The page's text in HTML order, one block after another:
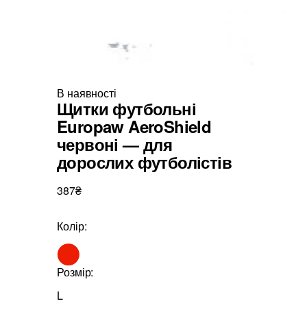
В наявності
Щитки футбольні
Europaw AeroShield
червоні — для
дорослих футболістів
387₴
Колір:
Розмір:
L